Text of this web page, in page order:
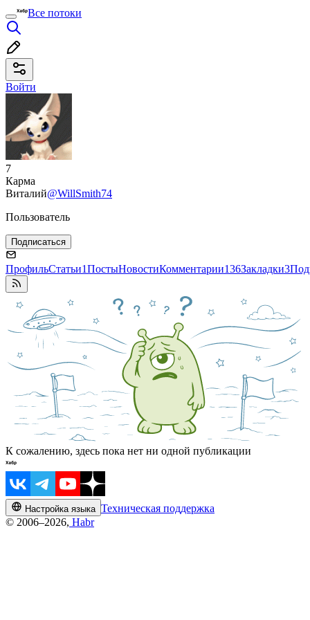
Все потоки
Войти
7
Карма
Виталий@WillSmith74
Пользователь
Подписаться
ПрофильСтатьи1ПостыНовостиКомментарии136Закладки3
К сожалению, здесь пока нет ни одной публикации
Настройка языка Техническая поддержка
© 2006–2026, Habr